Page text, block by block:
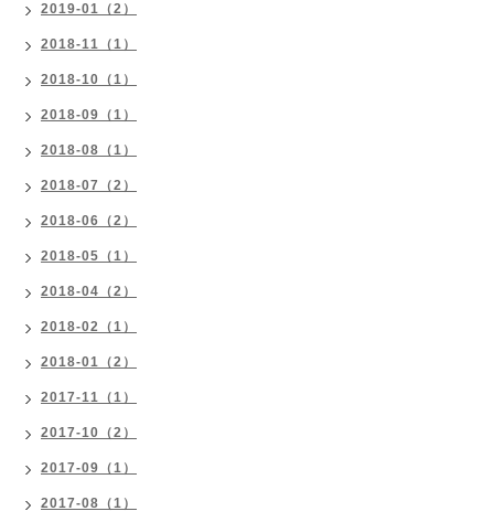
2019-01（2）
2018-11（1）
2018-10（1）
2018-09（1）
2018-08（1）
2018-07（2）
2018-06（2）
2018-05（1）
2018-04（2）
2018-02（1）
2018-01（2）
2017-11（1）
2017-10（2）
2017-09（1）
2017-08（1）